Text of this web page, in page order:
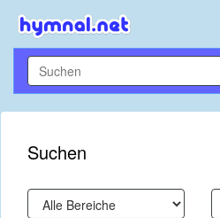
Suchen